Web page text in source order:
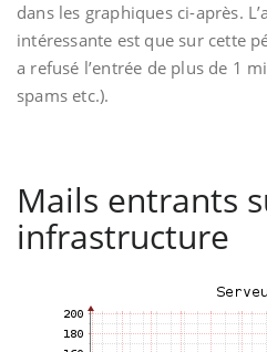
dans les graphiques ci-après.
intéressante est que sur cette
a refusé l’entrée de plus de 1
spams etc.).
Mails entrants
infrastructure